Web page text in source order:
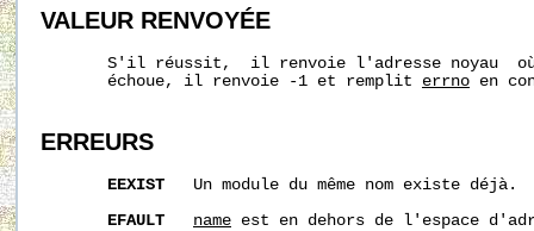
VALEUR RENVOYÉE
S'il réussit,  il renvoie l'adresse noyau
       échoue, il renvoie -1 et remplit
errno en
ERREURS
EEXIST
   Un module du même nom existe déjà.
EFAULT
name est en dehors de l'espace